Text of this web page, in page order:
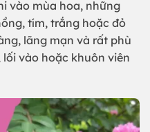
vào mùa hoa, những
tím, trắng hoặc đỏ
lãng mạn và rất phù
vào hoặc khuôn viên